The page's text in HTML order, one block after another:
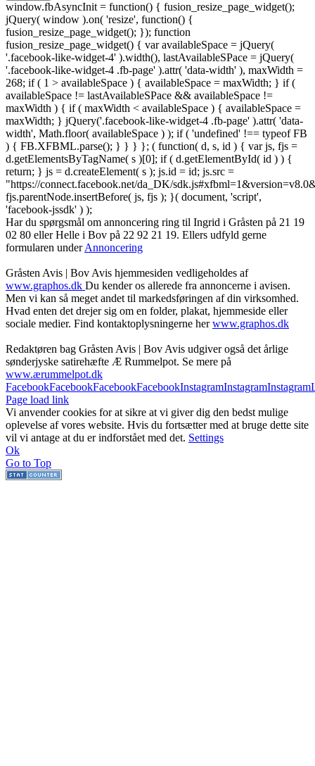
window.fbAsyncInit = function() { fusion_resize_page_widget();
jQuery( window ).on( 'resize', function() {
fusion_resize_page_widget(); }); function
fusion_resize_page_widget() { var availableSpace = jQuery(
'.facebook-like-widget-4' ).width(), lastAvailableSPace = jQuery(
'.facebook-like-widget-4 .fb-page' ).attr( 'data-width' ), maxWidth =
268; if ( 1 > availableSpace ) { availableSpace = maxWidth; } if (
availableSpace != lastAvailableSPace && availableSpace !=
maxWidth ) { if ( maxWidth < availableSpace ) { availableSpace =
maxWidth; } jQuery('.facebook-like-widget-4 .fb-page' ).attr( 'data-
width', Math.floor( availableSpace ) ); if ( 'undefined' !== typeof FB
) { FB.XFBML.parse(); } } } }; ( function( d, s, id ) { var js, fjs =
d.getElementsByTagName( s )[0]; if ( d.getElementById( id ) ) {
return; } js = d.createElement( s ); js.id = id; js.src =
"https://connect.facebook.net/da_DK/
fjs.parentNode.insertBefore( js, fjs ); }( document, 'script',
'facebook-jssdk' ) );
Har du spørgsmål om annoncering ring til Ingrid i Gråsten på 21 19
02 80 ‬eller Helle i Bov på 22 92 21 19‬. Ellers udfyld gerne
formularen underAnnoncering
Gråsten Avis | Bov Avis hjemmesiden vedligeholdes af
www.graphos.dk Du kender os allerede fra annoncerne i avisen.
Men vi kan så meget andet til markedsføringen af din virksomhed.
Hvad enten det drejer sig om en folder, plakat, hjemmeside eller
sociale medier. Find kontaktoplysningerne herwww.graphos.dk
Redaktøren bag Gråsten Avis | Bov Avis udgiver også det årlige
sønderjyske satirehæfte Æ Rummelpot. Se mere på
www.ærummelpot.dk
FacebookFacebookFacebookFacebookInstagramInstagramInstagram
Page load link
Vi anvender cookies for at sikre at vi giver dig den bedst mulige
oplevelse af vores website. Hvis du fortsætter med at bruge dette site
vil vi antage at du er indforstået med det. Settings
Ok
Go to Top